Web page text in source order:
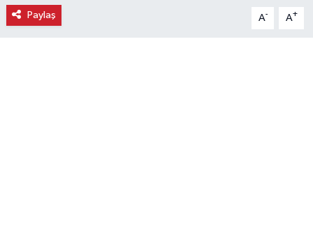
Paylaş A- A+
İlçe Haberleri